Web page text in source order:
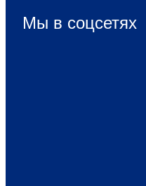
Мы в соцсетях